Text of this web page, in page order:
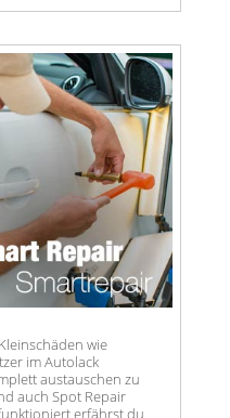
wie
im Autolack
austauschen zu
auch Spot Repair
erfährst du